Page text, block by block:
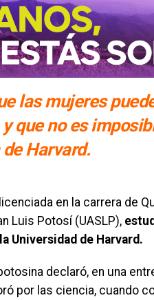
las mujeres
que no es
Harvard.
en la carrera de
Luis Potosí (UASLP),
Universidad de Harvard.
declaró, en una
por las ciencia, cuando